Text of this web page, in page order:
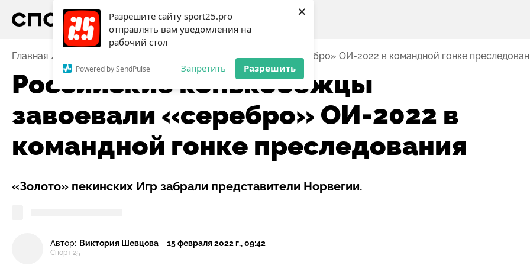
Разрешите сайту sport25.pro
отправлять вам уведомления на
рабочий стол
Powered by SendPulse Запретить Разрешить
×
Главная Российские конькобежцы завоевали «серебро» ОИ-2022 в командной гонке
Российские конькобежцы
завоевали «серебро» ОИ-2022 в
командной гонке преследования
«Золото» пекинских Игр забрали представители Норвегии.
Автор: Виктория Шевцова
Спорт 25
15 февраля 2022 г., 09:42